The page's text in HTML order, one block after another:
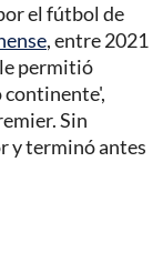
el fútbol de
, entre 2021
permitió
continente',
Sin
y terminó antes